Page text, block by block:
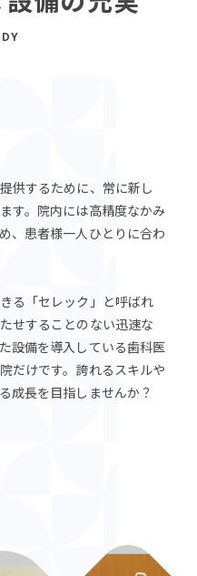
供するために、常に新し
す。院内には高精度なかみ
、患者様一人ひとりに合わ
る「セレック」と呼ばれ
せすることのない迅速な
設備を導入している歯科医
だけです。誇れるスキルや
成長を目指しませんか？